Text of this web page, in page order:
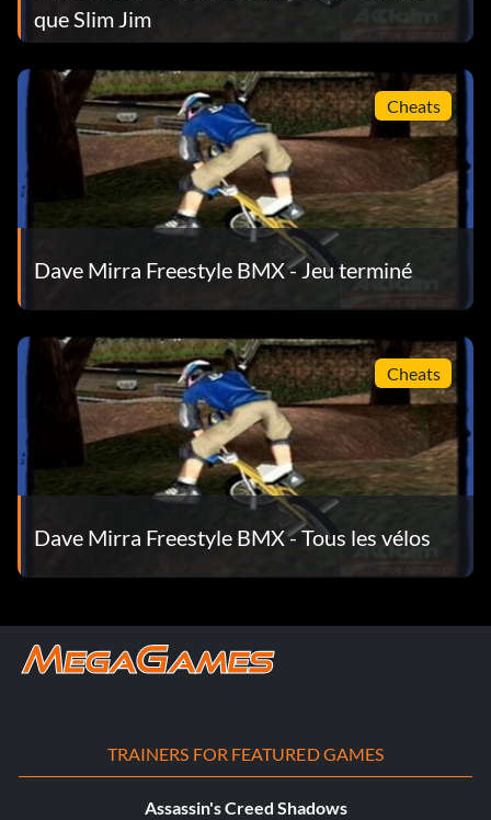
que Slim Jim
Cheats
Dave Mirra Freestyle BMX - Jeu terminé
Cheats
Dave Mirra Freestyle BMX - Tous les vélos
TRAINERS FOR FEATURED GAMES
Assassin's Creed Shadows